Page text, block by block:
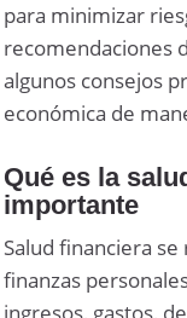
para minimizar
recomendaciones
algunos consejos
económica de
Qué es la
importante
Salud financiera
finanzas
ingresos, gastos,